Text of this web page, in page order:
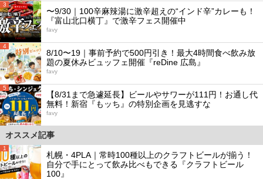
3
〜9/30｜100辛麻辣湯に激辛超えの“インド辛”カレーも！
『富山北口横丁』で激辛フェス開催中
favy
4
8/10〜19｜事前予約で500円引き！最大4時間食べ飲み放
題の夏休みビュッフェ開催『reDine 広島』
favy
5
【8/31まで急遽延長】ビールやサワーが111円！お通し代
無料！新宿『もッち』の特別企画を見逃すな
favy
オススメ記事
1
札幌・4PLA｜常時100種以上のクラフトビールが揃う！
自分で手にとって飲み比べもできる『クラフトビール
100』